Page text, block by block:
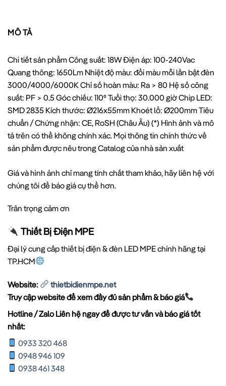
MÔ TẢ
Chi tiết sản phẩm Công suất: 18W Điện áp: 100-240Vac
Quang thông: 1650Lm Nhiệt độ màu: đổi màu mỗi lần bật đèn
3000/4000/6000K Chỉ số hoàn màu: Ra > 80 Hệ số công
suất: PF > 0.5 Góc chiếu: 110⁰ Tuổi thọ: 30.000 giờ Chip LED:
SMD 2835 Kích thước: Ø216x55mm Khoét lổ: Ø200mm Tiêu
chuẩn / Chứng nhận: CE, RoSH (Châu Âu) (*) Hình ảnh và mô
tả trên có thể không chính xác. Mọi thông tin chính thức về
sản phẩm được nêu trong Catalog của nhà sản xuất
Giá và hình ảnh chỉ mang tính chất tham khảo, hãy liên hệ với
chúng tôi để báo giá cụ thể hơn.
Trân trọng cảm ơn
Thiết Bị Điện MPE
Đại lý cung cấp thiết bị điện & đèn LED MPE chính hãng tại
TP.HCM
Website:
thietbidienmpe.net
Truy cập website để xem đầy đủ sản phẩm & báo giá
Hotline / Zalo Liên hệ ngay để được tư vấn và báo giá tốt
nhất:
0933 320 468
0948 946 109
0938 461 348